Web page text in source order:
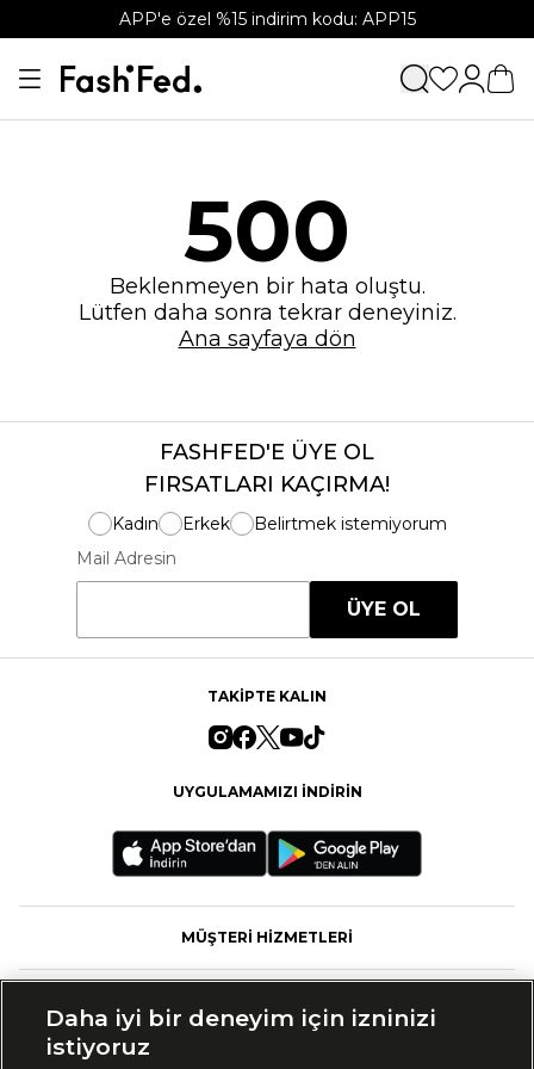
APP'e özel %15 indirim kodu: APP15
500
Beklenmeyen bir hata oluştu.
Lütfen daha sonra tekrar deneyiniz.
Ana sayfaya dön
FASHFED'E ÜYE OL
FIRSATLARI KAÇIRMA!
Kadın Erkek
Belirtmek istemiyorum
Mail Adresin
ÜYE OL
TAKİPTE KALIN
UYGULAMAMIZI İNDİRİN
MÜŞTERİ HİZMETLERİ
Daha iyi bir deneyim için izninizi
istiyoruz